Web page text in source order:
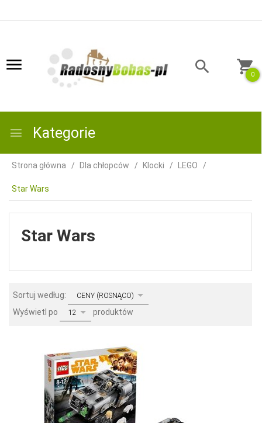
0
Kategorie
Strona główna Dla chłopców Klocki LEGO
Star Wars
Star Wars
Sortuj według: sortCENY (ROSNĄCO)
Wyświetl po pop12 produktów